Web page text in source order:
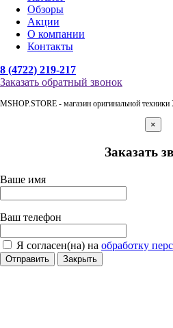
Обзоры
Акции
О компании
Контакты
8 (4722) 219-217
Заказать обратный звонок
MSHOP.STORE - магазин оригинальной
×
Заказать
Ваше имя
Ваш телефон
Я согласен(на) на обработку
Отправить Закрыть